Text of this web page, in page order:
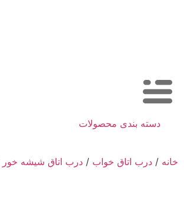
دسته بندی محصولات
خانه / درب اتاق خواب / درب اتاق شیشه خور